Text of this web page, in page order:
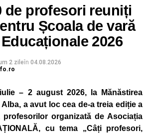
de profesori reuniți
Școala de vară
2026
2 zileîn 04.08.2026
– 2 august 2026, la Mănăstirea
a avut loc cea de-a treia ediție a
organizată de Asociația
cu tema „Câți profesori,